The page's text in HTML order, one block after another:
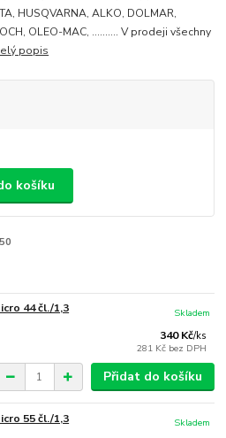
HUSQVARNA, ALKO, DOLMAR,
OLEO-MAC, .......... V prodeji všechny
popis
košíku
44 čl./1,3
340 Kč/ks
281 Kč bez DPH
Skladem
Přidat do košíku
55 čl./1,3
Skladem